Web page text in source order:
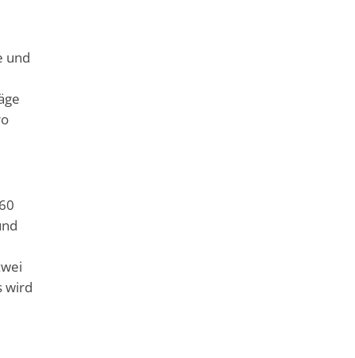
und
wird